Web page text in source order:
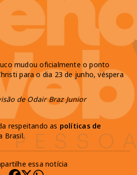
mudou oficialmente o ponto
para o dia 23 de junho, véspera
de Odair Braz Junior
respeitando as políticas de
Brasil.
essa notícia